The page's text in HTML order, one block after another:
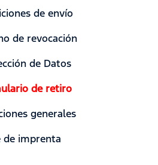
de envío
de revocación
de Datos
de retiro
generales
de imprenta